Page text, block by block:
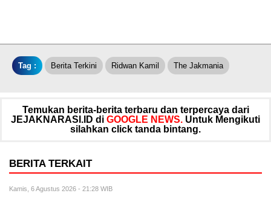
Tag : Berita Terkini Ridwan Kamil The Jakmania
Temukan berita-berita terbaru dan terpercaya dari
JEJAKNARASI.ID di GOOGLE NEWS. Untuk Mengikuti
silahkan click tanda bintang.
BERITA TERKAIT
Kamis, 6 Agustus 2026 - 21:28 WIB